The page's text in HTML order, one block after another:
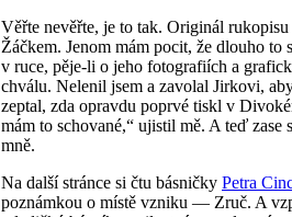
Věřte nevěřte, je to tak. Originál
Žáčkem. Jenom mám pocit, že dlouho to
v ruce, pěje-li o jeho fotografiích a
chválu. Nelenil jsem a zavolal Jirkovi,
zeptal, zda opravdu poprvé tiskl v
mám to schované,“ ujistil mě. A teď zase
mně.
Na další stránce si čtu básničky Petra
poznámkou o místě vzniku — Zruč. A